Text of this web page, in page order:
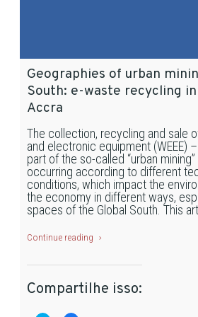
Geographies of urban
South: e-waste recycling in
Accra
The collection, recycling and sale
and electronic equipment (WEEE)
part of the so-called “urban
occurring according to different
conditions, which impact the
the economy in different ways,
spaces of the Global South. This
Continue reading
Compartilhe isso: